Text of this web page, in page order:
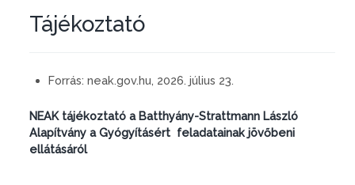
Tájékoztató
Forrás: neak.gov.hu, 2026. július 23.
NEAK tájékoztató a Batthyány-Strattmann László
Alapítvány a Gyógyításért feladatainak jövőbeni
ellátásáról